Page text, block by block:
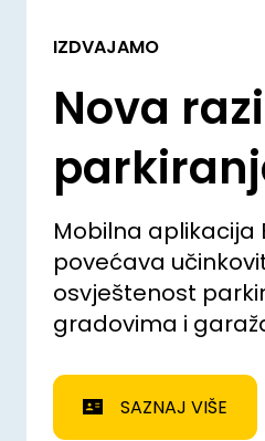
IZDVAJAMO
Nova
Mobilna aplikacija
povećava
osvještenost
gradovima i
SAZNAJ VIŠE